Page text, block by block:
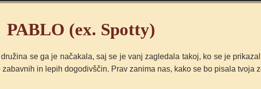
(ex. Spotty)
se ga je načakala, saj se je vanj zagledala takoj, ko se je
in lepih dogodivščin. Prav zanima nas, kako se bo pisala tvoja